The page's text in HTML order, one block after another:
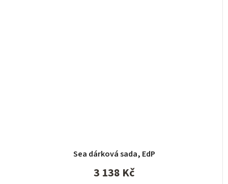
Sea dárková sada, EdP
3 138 Kč